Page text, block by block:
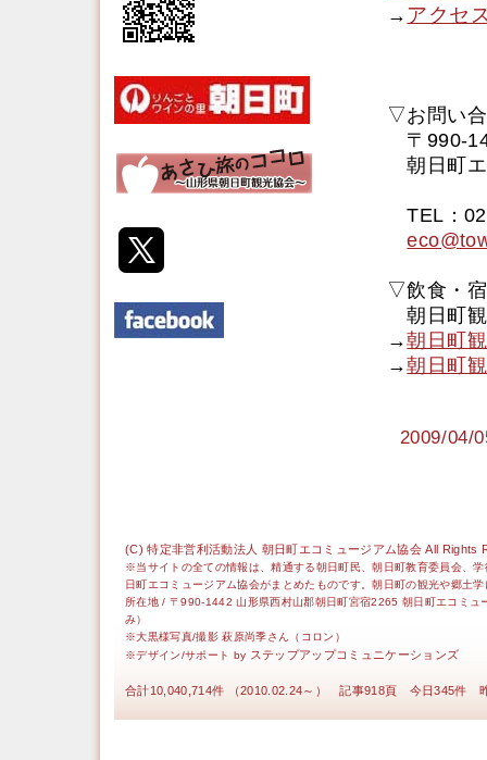
→ アクセ
▽お問い
〒990-
朝日町エ
TEL：
▽飲食・
朝日町観
→朝日町
→朝日町
2009/04/
(C) 特定非営利活動法人 朝日町エコミュージアム協会 All Rights
※当サイトの全ての情報は、精通する朝日町民、朝日町教育委員会、
日町エコミュージアム協会がまとめたものです。朝日町の観光や郷土
所在地 / 〒990-1442 山形県西村山郡朝日町宮宿2265 朝日町エコミ
み）
※大黒様写真/撮影 萩原尚季さん（コロン）
※デザイン/サポート by ステップアップコミュニケーションズ
合計10,040,714件 （2010.02.24～） 記事918頁 今日345件